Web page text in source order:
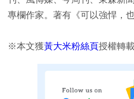
專欄作家。著有《可以強悍，
※本文獲黃大米粉絲頁授權轉載